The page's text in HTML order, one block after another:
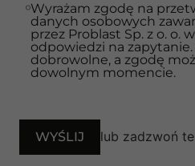
Wyrażam zgodę na
danych osobowych
przez Problast Sp. z o. o.
odpowiedzi na
dobrowolne, a zgodę
dowolnym momencie.
lub zadzwoń